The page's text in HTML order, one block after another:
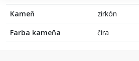
Kameň
zirkón
Farba kameňa
číra